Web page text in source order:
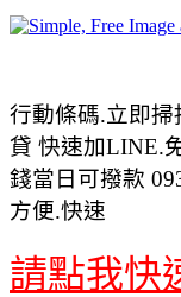
行動條碼.立即掃
貸 快速加LINE.
錢當日可撥款
方便.快速
請點我快